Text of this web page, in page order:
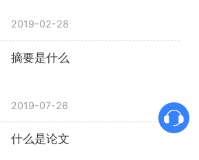
2019-02-28
摘要是什么
2019-07-26
什么是论文